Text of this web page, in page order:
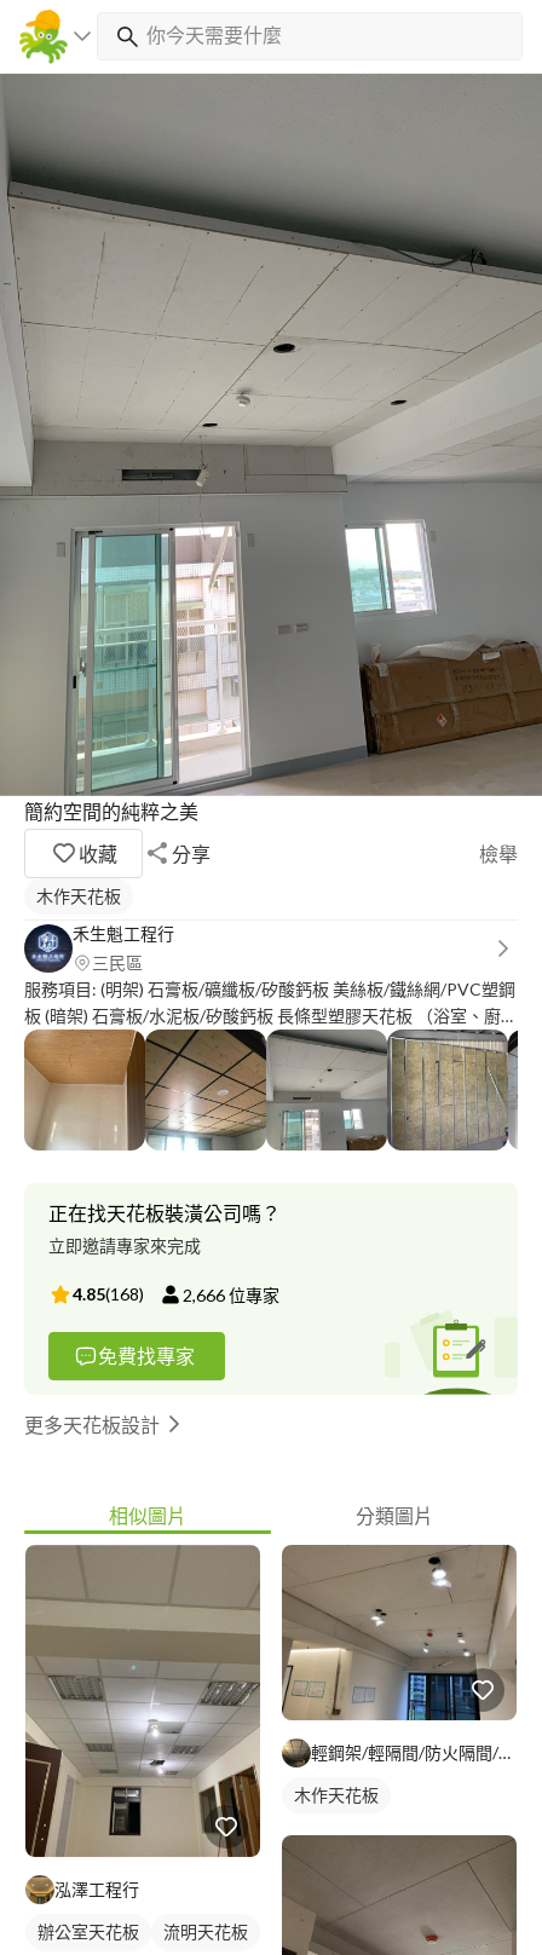
簡約空間的純粹之美
收藏
分享 檢舉
木作天花板
禾生魁工程行
三民區
服務項目: (明架) 石膏板/礦纖板/矽酸鈣板 美絲板/鐵絲網/PVC塑鋼
板 (暗架) 石膏板/水泥板/矽酸鈣板 長條型塑膠天花板 （浴室、廚房
專用） (輕隔間) 石膏板/水泥板/矽酸鈣板/仿清水模板 (金屬系列天
花板) 卡麗板/企口板 (鐵製，鋁製) 方塊鋁板/鋁障板/鋁格柵
正在找天花板裝潢公司嗎？
立即邀請專家來完成
4.85(168) 2,666位專家
免費找專家
更多天花板設計
相似圖片 分類圖片
泓澤工程行
辦公室天花板
流明天花板
輕鋼架/輕隔間/防火隔間/造型天花/自工價廉
木作天花板